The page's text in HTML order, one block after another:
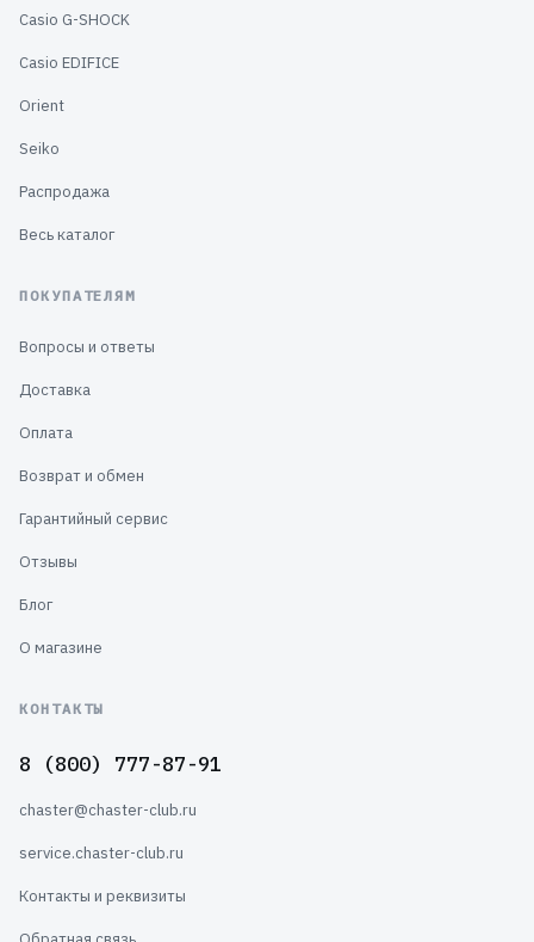
Casio G-SHOCK
Casio EDIFICE
Orient
Seiko
Распродажа
Весь каталог
ПОКУПАТЕЛЯМ
Вопросы и ответы
Доставка
Оплата
Возврат и обмен
Гарантийный сервис
Отзывы
Блог
О магазине
КОНТАКТЫ
8 (800) 777-87-91
chaster@chaster-club.ru
service.chaster-club.ru
Контакты и реквизиты